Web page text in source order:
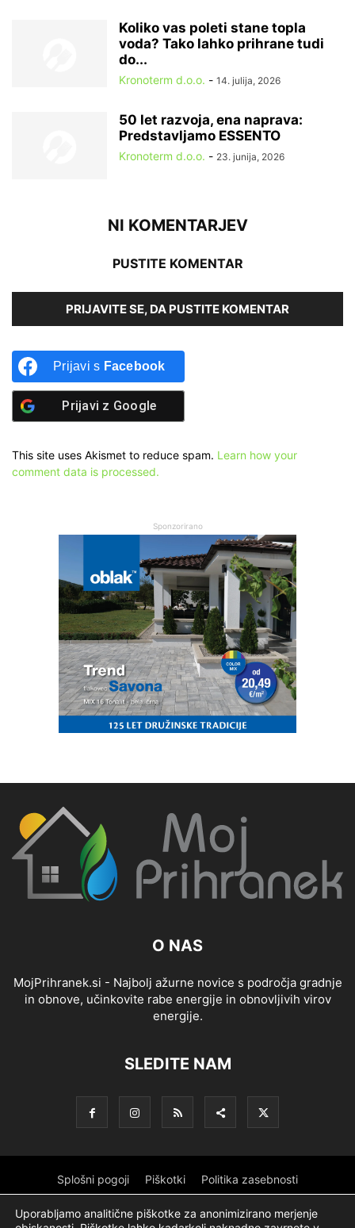
Koliko vas poleti stane topla
voda? Tako lahko prihrane tudi
do...
Kronoterm d.o.o. - 14. julija, 2026
50 let razvoja, ena naprava:
Predstavljamo ESSENTO
Kronoterm d.o.o. - 23. junija, 2026
NI KOMENTARJEV
PUSTITE KOMENTAR
PRIJAVITE SE, DA PUSTITE KOMENTAR
Prijavi s Facebook
Prijavi z Google
This site uses Akismet to reduce spam. Learn how your
comment data is processed.
Sponzorirano
O NAS
MojPrihranek.si - Najbolj ažurne novice s področja gradnje
in obnove, učinkovite rabe energije in obnovljivih virov
energije.
SLEDITE NAM
Splošni pogoji Piškotki Politika zasebnosti
Oglaševanje Partnerji Sofinanciranje Logotip
Uporabljamo analitične piškotke za anonimizirano merjenje